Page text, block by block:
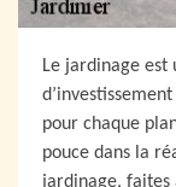
Le jardinage est
pour chaque
pouce dans la
jardinage,